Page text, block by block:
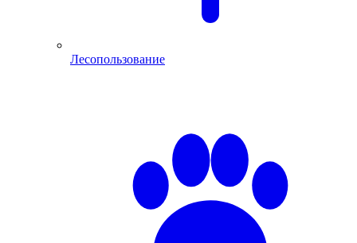
Лесопользование